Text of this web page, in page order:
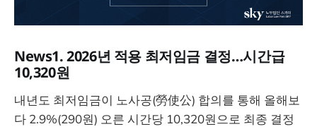
News1. 2026년 적용 최저임금 결정…시간급
10,320원
내년도 최저임금이 노사공(勞使公) 합의를 통해 올해보
다 2.9%(290원) 오른 시간당 10,320원으로 최종 결정